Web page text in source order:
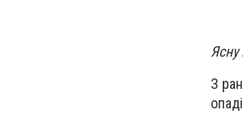
Ясну
З